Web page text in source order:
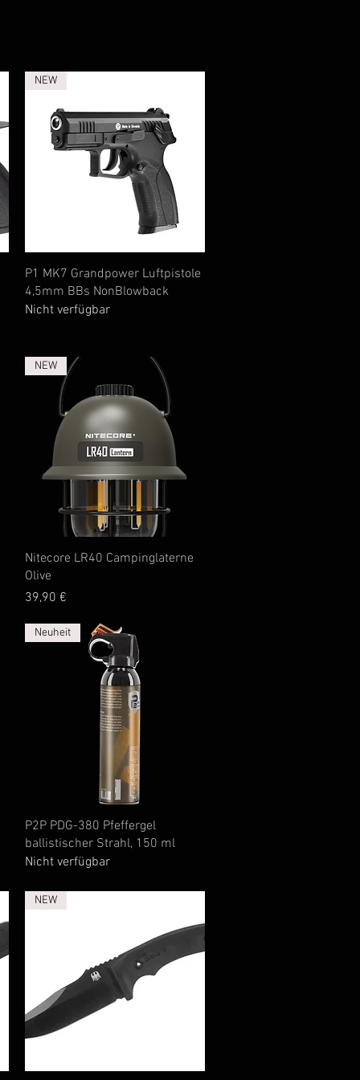
Schnellansicht
NEW
P1 MK7 Grandpower Luftpistole
4,5mm BBs NonBlowback
Nicht verfügbar
Schnellansicht
NEW
Nitecore LR40 Campinglaterne
Olive
Preis
39,90 €
Schnellansicht
Neuheit
P2P PDG-380 Pfeffergel
ballistischer Strahl, 150 ml
Nicht verfügbar
NEW